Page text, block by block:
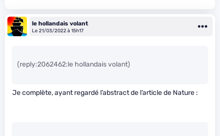
le hollandais volant
Le 21/03/2022 à 15h17
(reply:2062462:le hollandais volant)
Je complète, ayant regardé l’abstract de l’article de Nature :